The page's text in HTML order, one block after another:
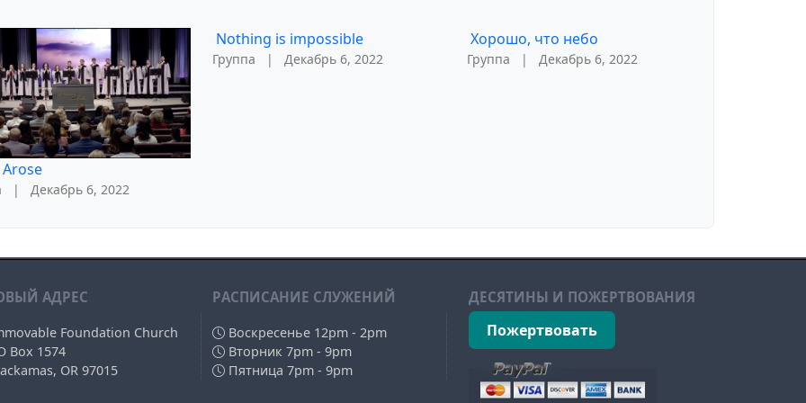
| Декабрь 6, 2022
Nothing is impossible
Группа | Декабрь 6, 2022
Хорошо, что небо
Группа | Декабрь 6, 2022
АДРЕС
Foundation Church
Box 1574
OR 97015
РAСПИСАНИЕ СЛУЖЕНИЙ
Воскресенье 12pm - 2pm
Вторник 7pm - 9pm
Пятница 7pm - 9pm
ДЕСЯТИНЫ И ПОЖЕРТВОВАНИЯ
Пожертвовать